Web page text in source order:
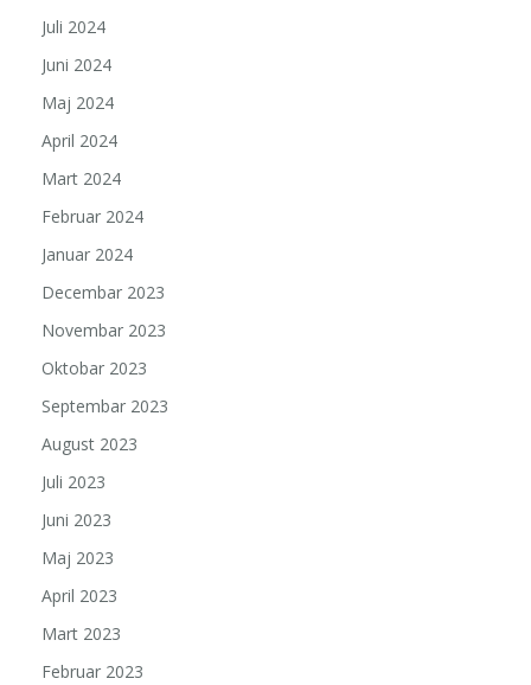
Juli 2024
Juni 2024
Maj 2024
April 2024
Mart 2024
Februar 2024
Januar 2024
Decembar 2023
Novembar 2023
Oktobar 2023
Septembar 2023
August 2023
Juli 2023
Juni 2023
Maj 2023
April 2023
Mart 2023
Februar 2023